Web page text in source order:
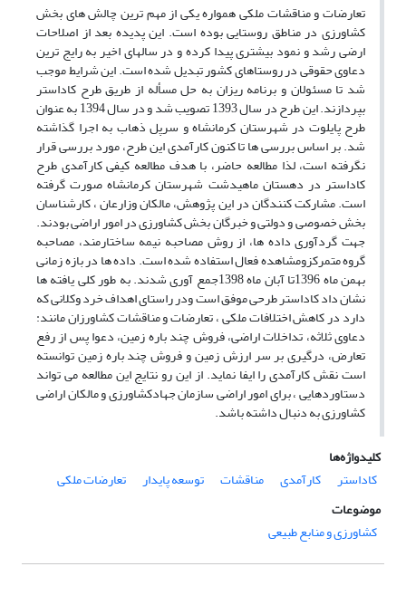
تعارضات و مناقشات ملکی همواره یکی از مهم ترین چالش های بخش
کشاورزی در مناطق روستایی بوده است. این پدیده بعد از اصلاحات
ارضی رشد و نمود بیشتری پیدا کرده و در سالهای اخیر به رایج ترین
دعاوی حقوقی در روستاهای کشور تبدیل شده است. این شرایط موجب
شد تا مسئولان و برنامه ریزان به حل مسأله از طریق طرح کاداستر
بپردازند. این طرح در سال 1393 تصویب شد و در سال 1394 به عنوان
طرح پایلوت در شهرستان کرمانشاه و سرپل ذهاب به اجرا گذاشته
شد. بر اساس بررسی ها تا کنون کارآمدی این طرح، مورد بررسی قرار
نگرفته است، لذا مطالعه حاضر، با هدف مطالعه کیفی کارآمدی طرح
کاداستر در دهستان ماهیدشت شهرستان کرمانشاه صورت گرفته
است. مشارکت کنندگان در این پژوهش، مالکان وزارعان ، کارشناسان
بخش خصوصی و دولتی و خبرگان بخش کشاورزی در امور اراضی بودند.
جهت گردآوری داده ها، از روش مصاحبه نیمه ساختارمند، مصاحبه
گروه متمرکزومشاهده فعال استفاده شده است. داده ها در بازه زمانی
بهمن ماه 1396تا آبان ماه 1398جمع آوری شدند. به طور کلی یافته ها
نشان داد کاداستر طرحی موفق است ودر راستای اهداف خرد وکلانی که
دارد در کاهش اختلافات ملکی ، تعارضات و مناقشات کشاورزان مانند:
دعاوی ثلاثه، تداخلات اراضی، فروش چند باره زمین، دعوا پس از رفع
تعارض، درگیری بر سر ارزش زمین و فروش چند باره زمین توانسته
است نقش کارآمدی را ایفا نماید. از این رو نتایج این مطالعه می تواند
دستاوردهایی ، برای امور اراضی سازمان جهادکشاورزی و مالکان اراضی
کشاورزی به دنبال داشته باشد.
کلیدواژه‌ها
کاداستر
کارآمدی مناقشات توسعه پایدار
تعارضات ملکی
موضوعات
کشاورزی و منابع طبیعی